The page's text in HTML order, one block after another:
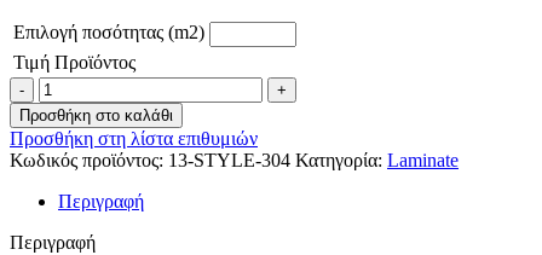
Επιλογή ποσότητας (m2)
Τιμή Προϊόντος
LAMINATE
VIT.
STYLE
-
304
WHITE
OILED
OAK
Προσθήκη στο καλάθι
Προσθήκη στη λίστα επιθυμιών
Κωδικός προϊόντος: 13-STYLE-304 Κατηγορία: Laminate
Περιγραφή
Περιγραφή